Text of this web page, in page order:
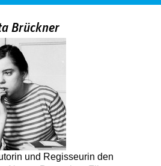
Brückner
und Regisseurin den